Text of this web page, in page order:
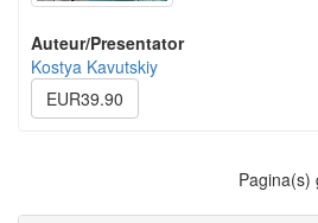
Auteur/Presentator
Kostya Kavutskiy
EUR39.90
Pagina(s)